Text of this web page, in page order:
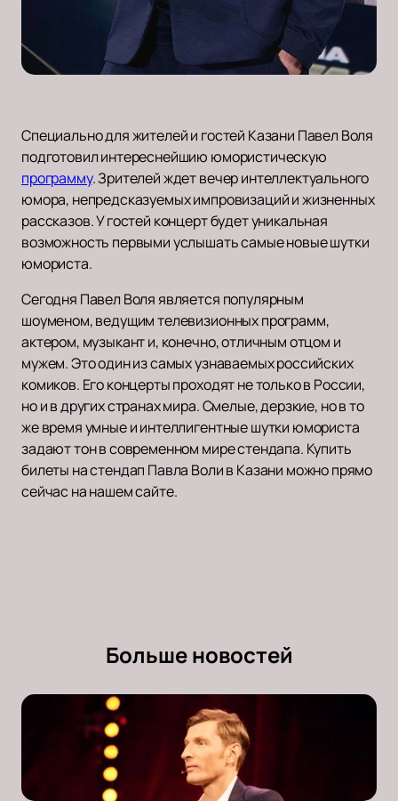
Специально для жителей и гостей Казани Павел Воля
подготовил интереснейшию юмористическую
программу. Зрителей ждет вечер интеллектуального
юмора, непредсказуемых импровизаций и жизненных
рассказов. У гостей концерт будет уникальная
возможность первыми услышать самые новые шутки
юмориста.
Сегодня Павел Воля является популярным
шоуменом, ведущим телевизионных программ,
актером, музыкант и, конечно, отличным отцом и
мужем. Это один из самых узнаваемых российских
комиков. Его концерты проходят не только в России,
но и в других странах мира. Смелые, дерзкие, но в то
же время умные и интеллигентные шутки юмориста
задают тон в современном мире стендапа. Купить
билеты на стендап Павла Воли в Казани можно прямо
сейчас на нашем сайте.
Больше новостей